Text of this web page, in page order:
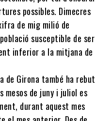
possibles. Dimecres
de mig milió de
susceptible de ser
inferior a la mitjana de
de Girona també ha rebut
mesos de juny i juliol es
durant aquest mes